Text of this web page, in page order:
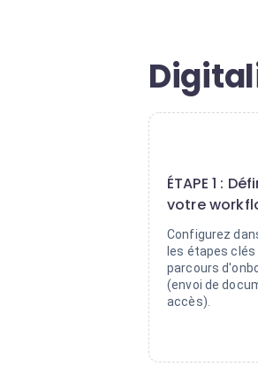
ÉTAPE 1 :
votre
Configurez
les étapes clés
parcours
(envoi de
accès).